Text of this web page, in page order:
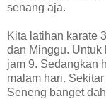
senang aja.
Kita latihan karate
dan Minggu. Untuk
jam 9. Sedangkan
malam hari.
Seneng banget